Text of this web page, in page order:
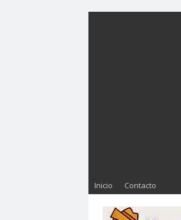
Inicio Contacto